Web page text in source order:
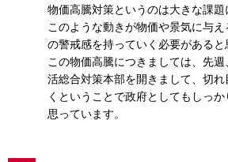
物価高騰対策というのは大きな課題
このような動きが物価や景気に与
の警戒感を持っていく必要があると
この物価高騰につきましては、先
活総合対策本部を開きまして、切
くということで政府としてもしっ
思っています。